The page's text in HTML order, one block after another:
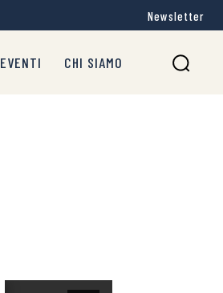
Newsletter
EVENTI CHI SIAMO